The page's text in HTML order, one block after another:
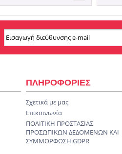
ΠΛΗΡΟΦΟΡΙΕΣ
Σχετικά με μας
Επικοινωνία
ΠΟΛΙΤΙΚΗ ΠΡΟΣΤΑΣΙΑΣ
ΠΡΟΣΩΠΙΚΩΝ ΔΕΔΟΜΕΝΩΝ KAI
ΣΥΜΜΟΡΦΩΣΗ GDPR